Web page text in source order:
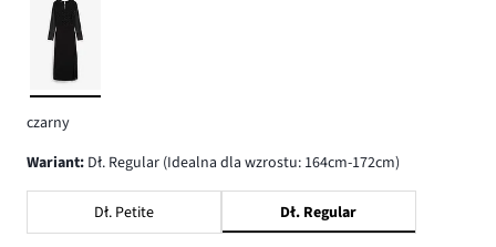
czarny
wariant: Dł. Regular (Idealna dla wzrostu: 164cm-172cm)
Dł. Petite Dł. Regular